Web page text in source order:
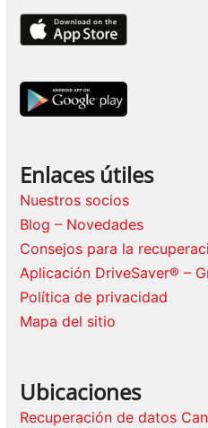
Enlaces útiles
Nuestros socios
Blog – Novedades
Consejos para la
Aplicación DriveSaver® –
Política de privacidad
Mapa del sitio
Ubicaciones
Recuperación de datos